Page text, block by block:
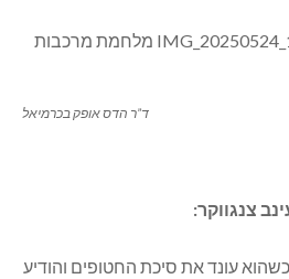
ד”ר הדס אופק בכרמיאל
צנגווקר:
עונד את סיכת החטופים והודיע